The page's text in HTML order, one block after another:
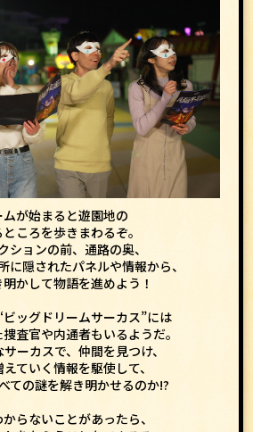
ムが始まると遊園地の
ころを歩きまわるぞ。
ションの前、通路の奥、
に隠されたパネルや情報から、
かして物語を進めよう！
ビッグドリームサーカス”には
査官や内通者もいるようだ。
ーカスで、仲間を見つけ、
ていく情報を駆使して、
ての謎を解き明かせるのか!?
らないことがあったら、